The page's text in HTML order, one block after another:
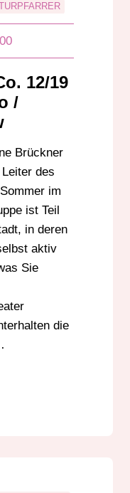
12/19
/
Brückner
des
im
ist Teil
in deren
aktiv
Sie
die